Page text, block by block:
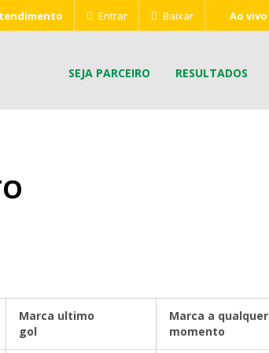
palpites e ganhe prêmios.
Entrar Baixar Ao vivo
SEJA PARCEIRO RESULTADOS
Marca ultimo
gol
Marca a qualquer
momento